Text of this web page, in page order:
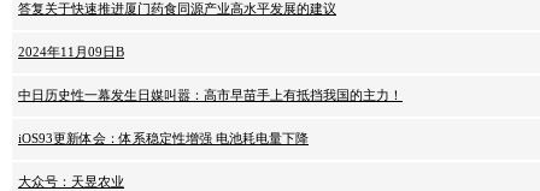
答复关于快速推进厦门药食同源产业高水平发展的建议
2024年11月09日B
中日历史性一幕发生日媒叫嚣：高市早苗手上有抵挡我国的主力！
iOS93更新体会：体系稳定性增强 电池耗电量下降
大众号：天昱农业